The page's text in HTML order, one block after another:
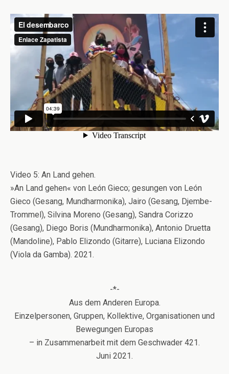
Video 5: An Land gehen.
»An Land gehen« von León Gieco; gesungen von León
Gieco (Gesang, Mundharmonika), Jairo (Gesang, Djembe-
Trommel), Silvina Moreno (Gesang), Sandra Corizzo
(Gesang), Diego Boris (Mundharmonika), Antonio Druetta
(Mandoline), Pablo Elizondo (Gitarre), Luciana Elizondo
(Viola da Gamba). 2021.
-*-
Aus dem Anderen Europa.
Einzelpersonen, Gruppen, Kollektive, Organisationen und
Bewegungen Europas
– in Zusammenarbeit mit dem Geschwader 421.
Juni 2021.